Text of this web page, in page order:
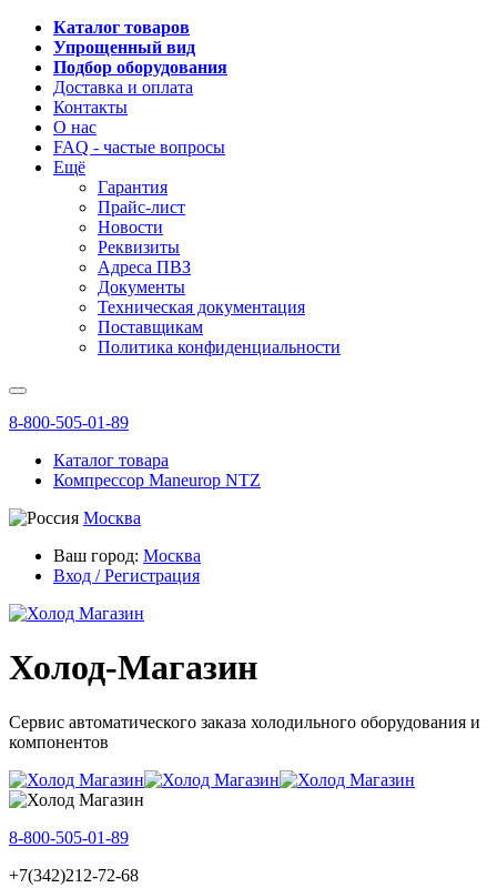
Каталог товаров
Упрощенный вид
Подбор оборудования
Доставка и оплата
Контакты
О нас
FAQ - частые вопросы
Ещё
Гарантия
Прайс-лист
Новости
Реквизиты
Адреса ПВЗ
Документы
Техническая документация
Поставщикам
Политика конфиденциальности
8-800-505-01-89
Каталог товара
Компрессор Maneurop NTZ
Москва
Ваш город: Москва
Вход / Регистрация
Холод-Магазин
Сервис автоматического заказа холодильного оборудования и
компонентов
8-800-505-01-89
+7(342)212-72-68